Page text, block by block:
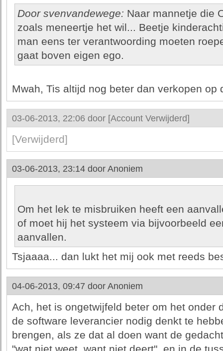
Door svenvandewege: Naar mannetje die
zoals meneertje het wil... Beetje
man eens ter verantwoording moeten
gaat boven eigen ego.
Mwah, Tis altijd nog beter dan verkopen op
03-06-2013, 22:06 door [Account Verwijderd]
[Verwijderd]
03-06-2013, 23:14 door Anoniem
Om het lek te misbruiken heeft een
of moet hij het systeem via bijvoorbeeld
aanvallen.
Tsjaaaa... dan lukt het mij ook met reeds
04-06-2013, 09:47 door Anoniem
Ach, het is ongetwijfeld beter om het onder
de software leverancier nodig denkt te
brengen, als ze dat al doen want de